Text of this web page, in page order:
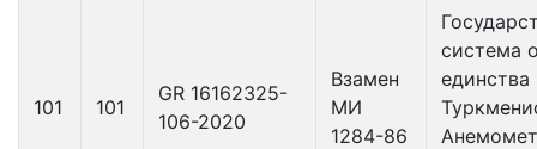
101 101
GR 16162325-
106-2020
Взамен
МИ
1284-86
система